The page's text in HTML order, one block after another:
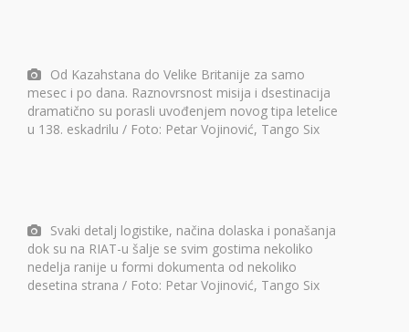
Od Kazahstana do Velike Britanije za samo
mesec i po dana. Raznovrsnost misija i dsestinacija
dramatično su porasli uvođenjem novog tipa letelice
u 138. eskadrilu / Foto: Petar Vojinović, Tango Six
Svaki detalj logistike, načina dolaska i ponašanja
dok su na RIAT-u šalje se svim gostima nekoliko
nedelja ranije u formi dokumenta od nekoliko
desetina strana / Foto: Petar Vojinović, Tango Six